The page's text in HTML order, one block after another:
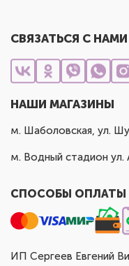
СВЯЗАТЬСЯ С НАМИ
НАШИ МАГАЗИНЫ
м. Шаболовская, ул.
м. Водный стадион ул.
СПОСОБЫ ОПЛАТЫ
ИП Сергеев Евгений